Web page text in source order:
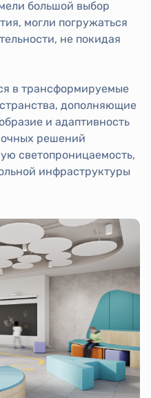
большой выбор
могли погружаться
не покидая
в трансформируемые
дополняющие
и адаптивность
решений
светопроницаемость,
инфраструктуры